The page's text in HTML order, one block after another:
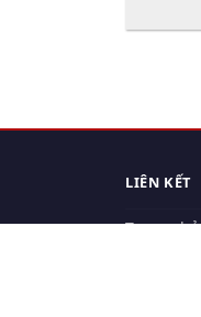
LIÊN KẾT
Trang chủ